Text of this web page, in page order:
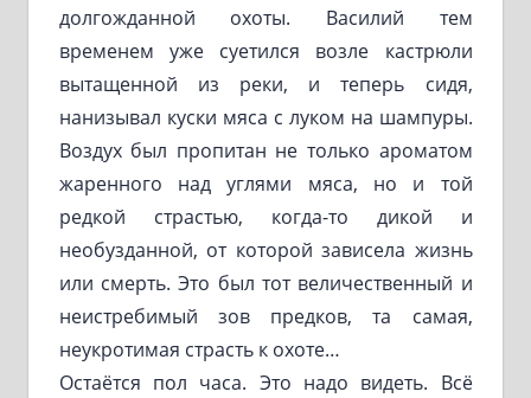
долгожданной охоты. Василий тем
временем уже суетился возле кастрюли
вытащенной из реки, и теперь сидя,
нанизывал куски мяса с луком на шампуры.
Воздух был пропитан не только ароматом
жаренного над углями мяса, но и той
редкой страстью, когда-то дикой и
необузданной, от которой зависела жизнь
или смерть. Это был тот величественный и
неистребимый зов предков, та самая,
неукротимая страсть к охоте…
Остаётся пол часа. Это надо видеть. Всё